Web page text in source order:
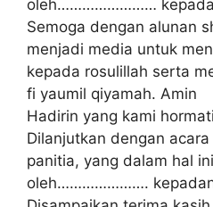
oleh……………………
Semoga dengan alunan
menjadi media untuk
kepada rosulillah serta
fi yaumil qiyamah. Amin
Hadirin yang kami
Dilanjutkan dengan
panitia, yang dalam hal
oleh………………….